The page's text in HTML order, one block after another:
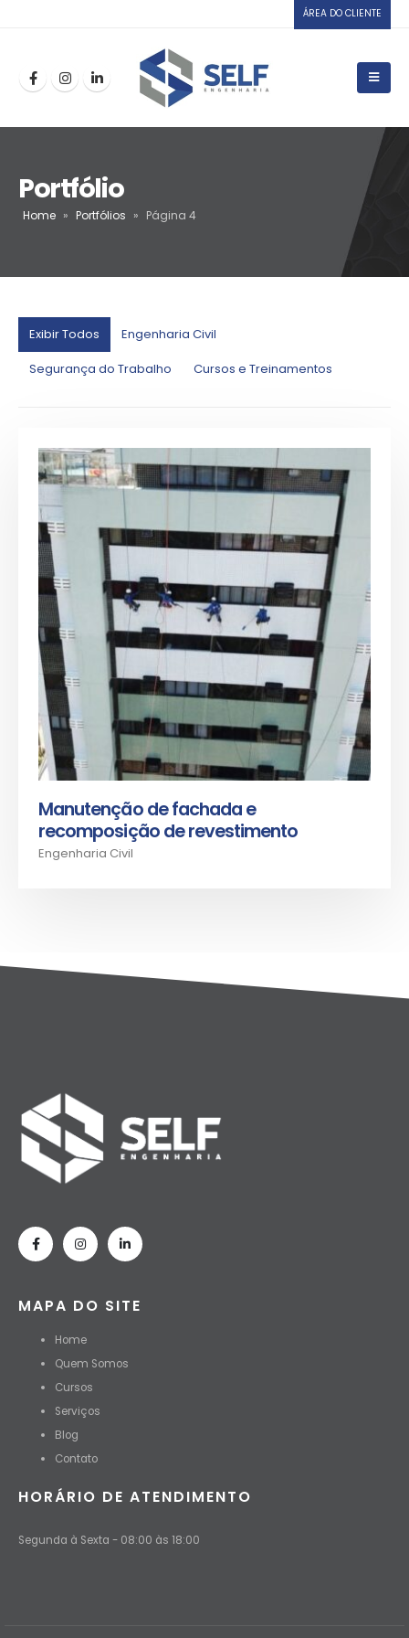
ÁREA DO CLIENTE
Portfólio
Home » Portfólios » Página 4
Exibir Todos
Engenharia Civil
Segurança do Trabalho
Cursos e Treinamentos
Manutenção de fachada e
recomposição de revestimento
Engenharia Civil
MAPA DO SITE
Home
Quem Somos
Cursos
Serviços
Blog
Contato
HORÁRIO DE ATENDIMENTO
Segunda à Sexta - 08:00 às 18:00